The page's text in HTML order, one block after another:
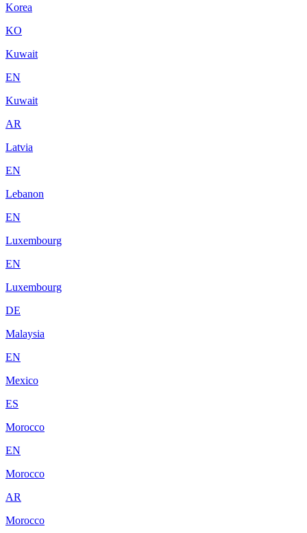
Korea
KO
Kuwait
EN
Kuwait
AR
Latvia
EN
Lebanon
EN
Luxembourg
EN
Luxembourg
DE
Malaysia
EN
Mexico
ES
Morocco
EN
Morocco
AR
Morocco